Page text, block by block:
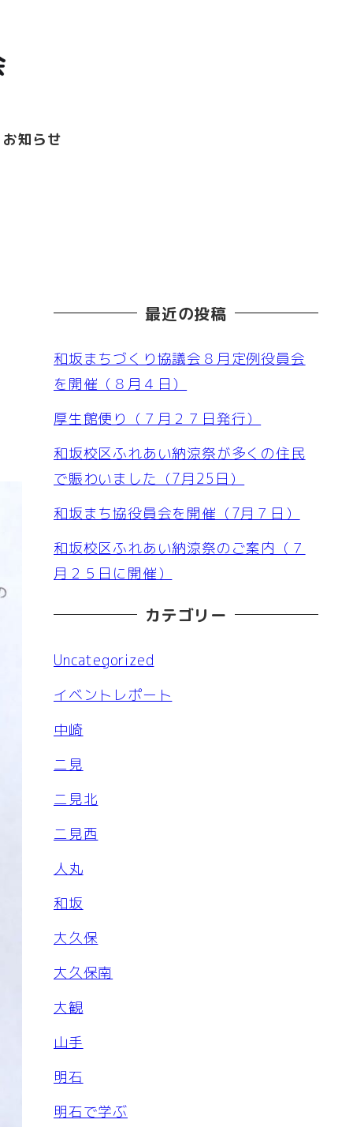
お知らせ
最近の投稿
和坂まちづくり協議会８月定例役員会
を開催（８月４日）
厚生館便り（７月２７日発行）
和坂校区ふれあい納涼祭が多くの住民
で賑わいました（7月25日）
和坂まち協役員会を開催（7月７日）
和坂校区ふれあい納涼祭のご案内（７
月２５日に開催）
カテゴリー
Uncategorized
イベントレポート
中崎
二見
二見北
二見西
人丸
和坂
大久保
大久保南
大観
山手
明石
明石で学ぶ